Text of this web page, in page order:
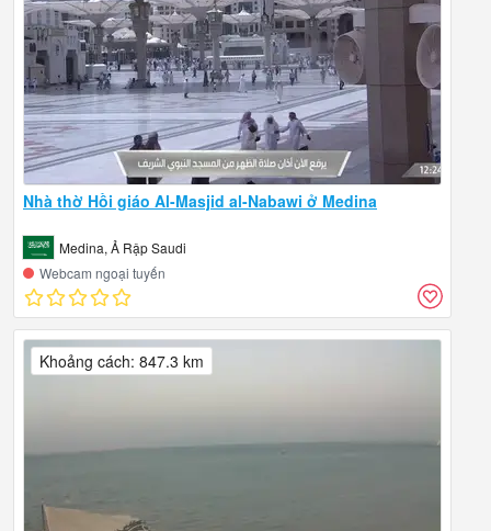
Nhà thờ Hồi giáo Al-Masjid al-Nabawi ở Medina
Medina, Ả Rập Saudi
Webcam ngoại tuyến
Khoảng cách: 847.3 km